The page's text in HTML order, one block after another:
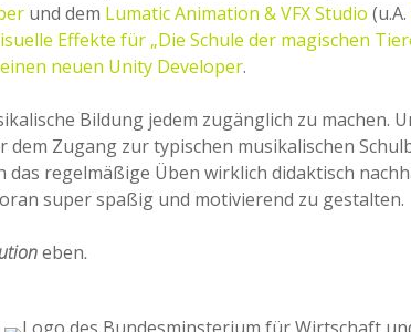
und dem Lumatic Animation & VFX Studio (u.A.
Effekte für „Die Schule der magischen
neuen Unity Developer.
Bildung jedem zugänglich zu machen.
dem Zugang zur typischen musikalischen
das regelmäßige Üben wirklich didaktisch
super spaßig und motivierend zu gestalten.
eben.